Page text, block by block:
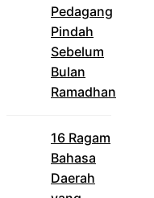
Pedagang
Pindah
Sebelum
Bulan
Ramadhan
16 Ragam
Bahasa
Daerah